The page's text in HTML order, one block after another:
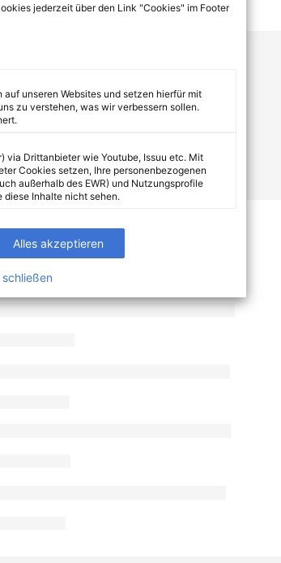
jederzeit über den Link "Cookies" im Footer
unseren Websites und setzen hierfür mit
zu verstehen, was wir verbessern sollen.
via Drittanbieter wie Youtube, Issuu etc. Mit
Cookies setzen, Ihre personenbezogenen
außerhalb des EWR) und Nutzungsprofile
diese Inhalte nicht sehen.
Alles akzeptieren